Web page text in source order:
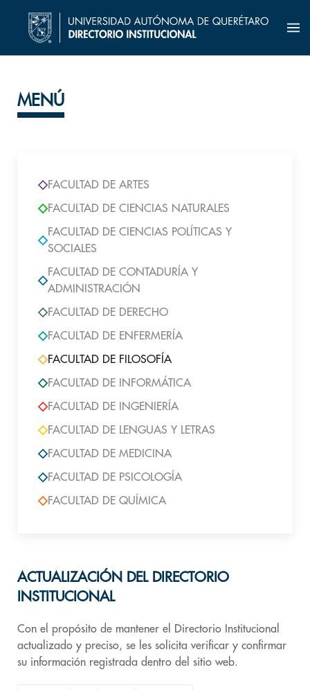
MENÚ
FACULTAD DE ARTES
FACULTAD DE CIENCIAS NATURALES
FACULTAD DE CIENCIAS POLÍTICAS Y
SOCIALES
FACULTAD DE CONTADURÍA Y
ADMINISTRACIÓN
FACULTAD DE DERECHO
FACULTAD DE ENFERMERÍA
FACULTAD DE FILOSOFÍA
FACULTAD DE INFORMÁTICA
FACULTAD DE INGENIERÍA
FACULTAD DE LENGUAS Y LETRAS
FACULTAD DE MEDICINA
FACULTAD DE PSICOLOGÍA
FACULTAD DE QUÍMICA
ACTUALIZACIÓN DEL DIRECTORIO
INSTITUCIONAL
Con el propósito de mantener el Directorio Institucional
actualizado y preciso, se les solicita verificar y confirmar
su información registrada dentro del sitio web.